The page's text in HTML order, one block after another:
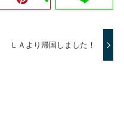
ＬＡより帰国しました！